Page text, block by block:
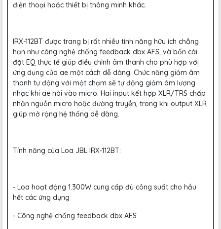
điện thoại hoặc thiết bị thông minh khác.
IRX-112BT được trang bị rất nhiều tính năng hữu ích chẳng
hạn như công nghệ chống feedback dbx AFS, và bốn cài
đặt EQ thực tế giúp điều chỉnh âm thanh cho phù hợp với
ứng dụng của ae một cách dễ dàng. Chức năng giảm âm
thanh tự động với một chạm sẽ tự động giảm âm lượng
nhạc khi ae nói vào micro. Hai input kết hợp XLR/TRS chấp
nhận nguồn micro hoặc đường truyền, trong khi output XLR
giúp mở rộng hệ thống dễ dàng.
Tính năng của Loa JBL IRX-112BT:
- Loa hoạt động 1.300W cung cấp đủ công suất cho hầu
hết các ứng dụng
- Công nghệ chống feedback dbx AFS